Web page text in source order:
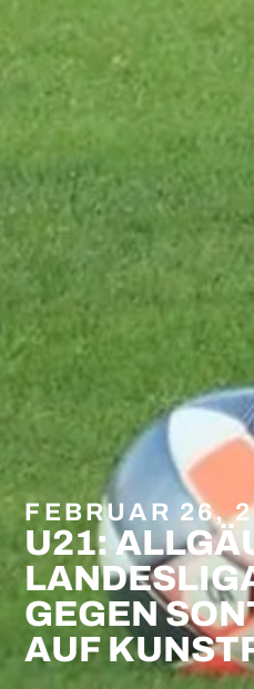
FEBRUAR 26,
U21:
GEGEN
AUF